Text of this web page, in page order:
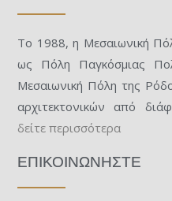
Το 1988, η Μεσαιωνική
ως Πόλη Παγκόσμιας
Μεσαιωνική Πόλη της
αρχιτεκτονικών από
δείτε περισσότερα
ΕΠΙΚΟΙΝΩΝΗΣΤΕ